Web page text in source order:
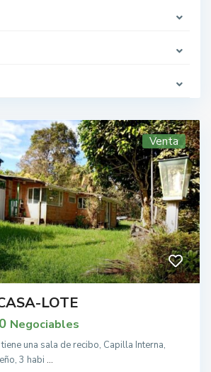
Venta
LOTE
Negociables
una sala de recibo, Capilla Interna,
3 habi ...